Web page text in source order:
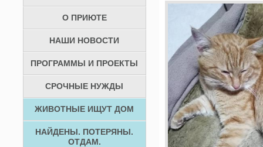
О ПРИЮТЕ
НАШИ НОВОСТИ
ПРОГРАММЫ И ПРОЕКТЫ
СРОЧНЫЕ НУЖДЫ
ЖИВОТНЫЕ ИЩУТ ДОМ
НАЙДЕНЫ. ПОТЕРЯНЫ.
ОТДАМ.